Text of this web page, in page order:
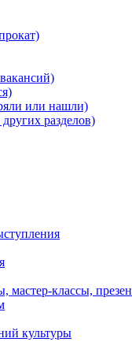
или нашли)
разделов)
мастер-классы,
культуры